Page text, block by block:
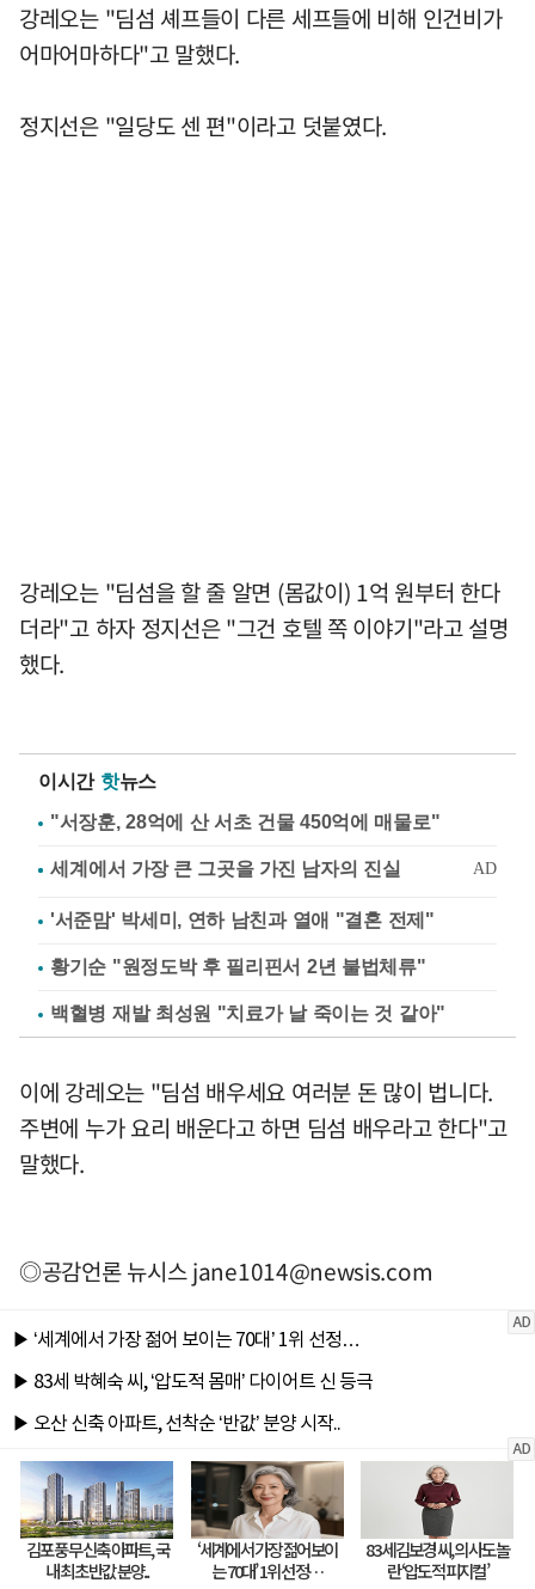
강레오는 "딤섬 셰프들이 다른 세프들에 비해 인건비가
어마어마하다"고 말했다.
정지선은 "일당도 센 편"이라고 덧붙였다.
강레오는 "딤섬을 할 줄 알면 (몸값이) 1억 원부터 한다
더라"고 하자 정지선은 "그건 호텔 쪽 이야기"라고 설명
했다.
이시간 핫뉴스
"서장훈, 28억에 산 서초 건물 450억에 매물로"
'서준맘' 박세미, 연하 남친과 열애 "결혼 전제"
황기순 "원정도박 후 필리핀서 2년 불법체류"
백혈병 재발 최성원 "치료가 날 죽이는 것 같아"
이에 강레오는 "딤섬 배우세요 여러분 돈 많이 법니다.
주변에 누가 요리 배운다고 하면 딤섬 배우라고 한다"고
말했다.
◎공감언론 뉴시스jane1014@newsis.com